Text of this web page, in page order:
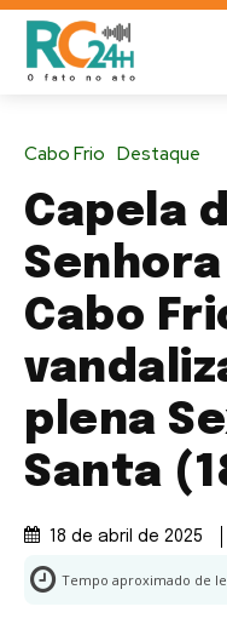
Cabo Frio Destaque
Capela
Cabo
plena
Santa
18 de abril de 2025
Tempo aproximado de